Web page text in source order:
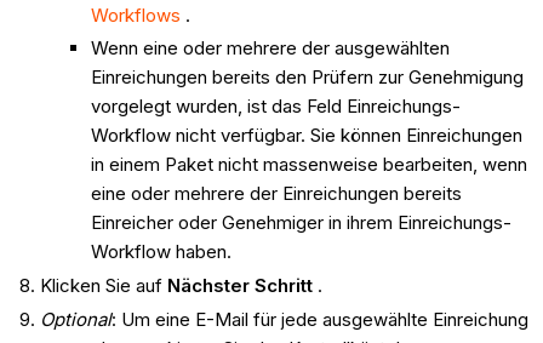
Workflows .
Wenn eine oder mehrere der ausgewählten
Einreichungen bereits den Prüfern zur Genehmigung
vorgelegt wurden, ist das Feld Einreichungs-
Workflow nicht verfügbar. Sie können Einreichungen
in einem Paket nicht massenweise bearbeiten, wenn
eine oder mehrere der Einreichungen bereits
Einreicher oder Genehmiger in ihrem Einreichungs-
Workflow haben.
Klicken Sie auf Nächster Schritt.
Optional: Um eine E-Mail für jede ausgewählte Einreichung